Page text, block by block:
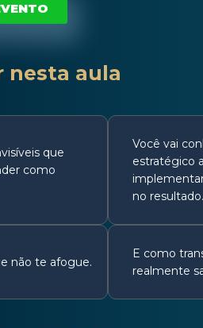
nesta aula
que
como
Você vai
estratégico
no resultado.
não te afogue.
E como
realmente